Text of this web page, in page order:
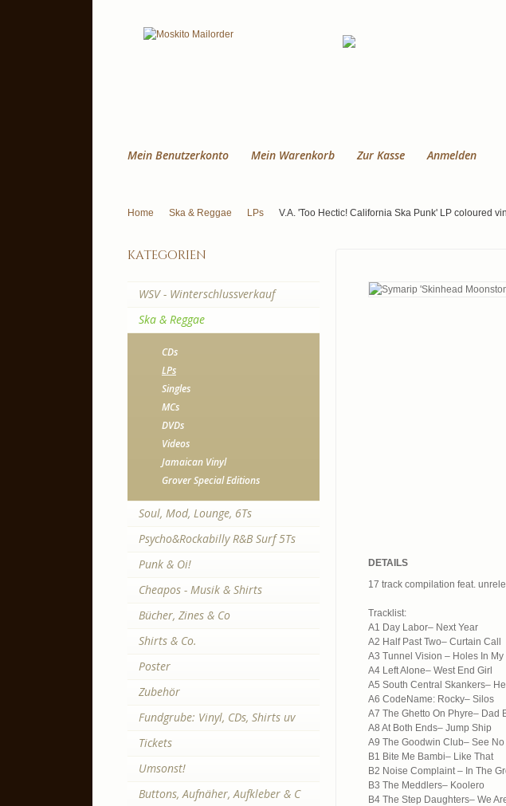
Mein Benutzerkonto Mein Warenkorb Zur Kasse Anmelden
Home Ska & Reggae LPs V.A. 'Too Hectic! California Ska Punk' LP coloured
DETAILS
17 track compilation feat.
Tracklist:
A1 Day Labor– Next Year
A2 Half Past Two– Curtain Call
A3 Tunnel Vision – Holes In My
A4 Left Alone– West End Girl
A5 South Central Skankers–
A6 CodeName: Rocky– Silos
A7 The Ghetto On Phyre– Dad
A8 At Both Ends– Jump Ship
A9 The Goodwin Club– See
B1 Bite Me Bambi– Like That
B2 Noise Complaint – In The
B3 The Meddlers– Koolero
B4 The Step Daughters– We
kategorien
WSV - Winterschlussverkauf
Ska & Reggae
CDs
LPs
Singles
MCs
DVDs
Videos
Jamaican Vinyl
Grover Special Editions
Soul, Mod, Lounge, 6Ts
Psycho&Rockabilly R&B Surf 5Ts
Punk & Oi!
Cheapos - Musik & Shirts
Bücher, Zines & Co
Shirts & Co.
Poster
Zubehör
Fundgrube: Vinyl, CDs, Shirts uv
Tickets
Umsonst!
Buttons, Aufnäher, Aufkleber & C